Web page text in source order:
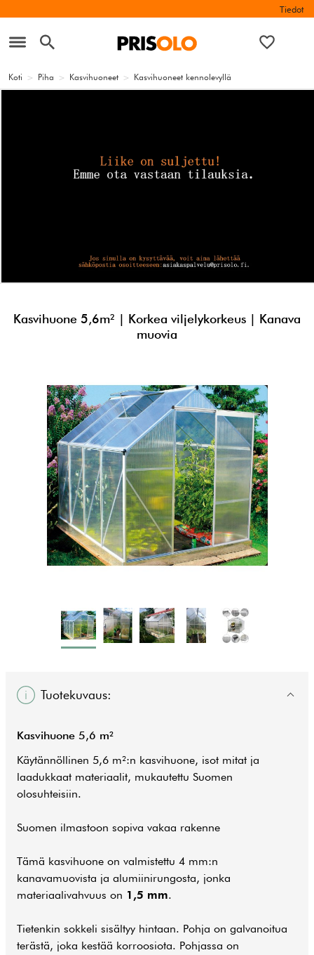
Tiedot
Koti > Piha > Kasvihuoneet > Kasvihuoneet kennolevyllä
Kasvihuone 5,6m² | Korkea viljelykorkeus | Kanava
muovia
Tuotekuvaus:
Kasvihuone 5,6 m²
Käytännöllinen 5,6 m²:n kasvihuone, isot mitat ja
laadukkaat materiaalit, mukautettu Suomen
olosuhteisiin.
Suomen ilmastoon sopiva vakaa rakenne
Tämä kasvihuone on valmistettu 4 mm:n
kanavamuovista ja alumiinirungosta, jonka
materiaalivahvuus on 1,5 mm.
Tietenkin sokkeli sisältyy hintaan. Pohja on galvanoitua
terästä, joka kestää korroosiota. Pohjassa on